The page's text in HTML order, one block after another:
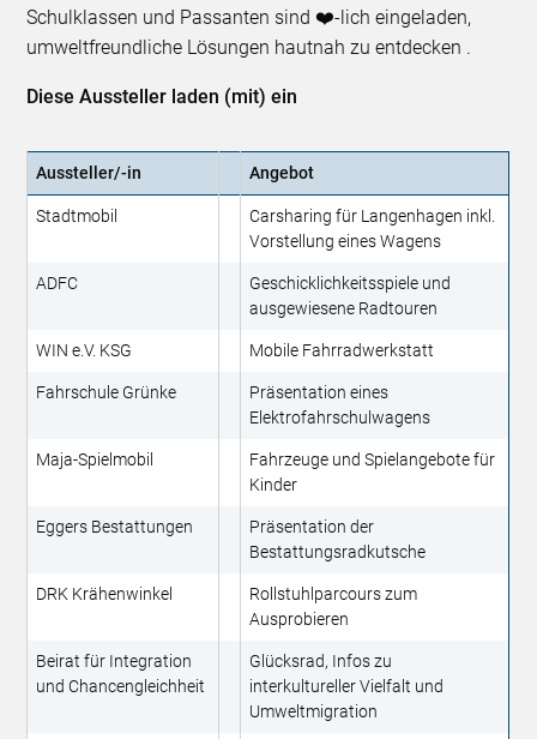
Schulklassen und Passanten sind ❤️-lich eingeladen,
umweltfreundliche Lösungen hautnah zu entdecken .
Diese Aussteller laden (mit) ein
Aussteller/-in Angebot
Stadtmobil
Carsharing für Langenhagen inkl.
Vorstellung eines Wagens
ADFC
Geschicklichkeitsspiele und
ausgewiesene Radtouren
WIN e.V. KSG Mobile Fahrradwerkstatt
Fahrschule Grünke
Präsentation eines
Elektrofahrschulwagens
Maja-Spielmobil
Fahrzeuge und Spielangebote für
Kinder
Eggers Bestattungen
Präsentation der
Bestattungsradkutsche
DRK Krähenwinkel
Rollstuhlparcours zum
Ausprobieren
Beirat für Integration
und Chancengleichheit
Glücksrad, Infos zu
interkultureller Vielfalt und
Umweltmigration